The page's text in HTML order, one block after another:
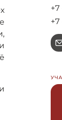
+7
+7